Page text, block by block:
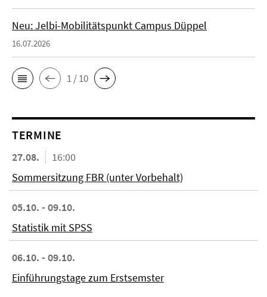
Neu: Jelbi-Mobilitätspunkt Campus Düppel
16.07.2026
1 / 10
TERMINE
27.08.
16:00
Sommersitzung FBR (unter Vorbehalt)
05.10. - 09.10.
Statistik mit SPSS
06.10. - 09.10.
Einführungstage zum Erstsemster